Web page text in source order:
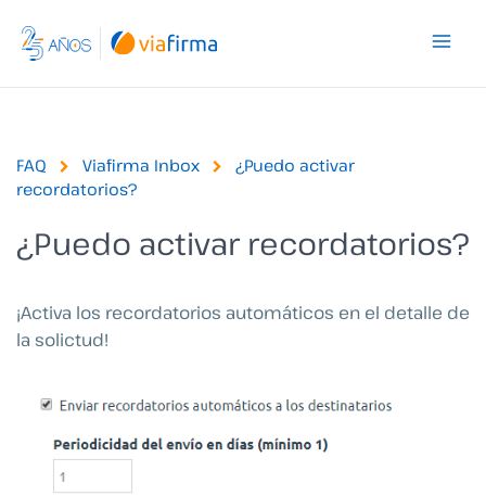
contenido
FAQ Viafirma Inbox
¿Puedo activar
recordatorios?
¿Puedo activar recordatorios?
¡Activa los recordatorios automáticos en el detalle de
la solictud!